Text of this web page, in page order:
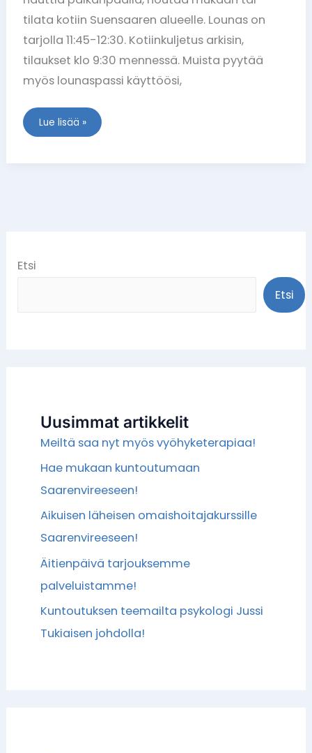
tilata kotiin Suensaaren alueelle. Lounas on
tarjolla 11:45-12:30. Kotiinkuljetus arkisin,
tilaukset klo 9:30 mennessä. Muista pyytää
myös lounaspassi käyttöösi,
Lue lisää »
Etsi
Etsi
Uusimmat artikkelit
Meiltä saa nyt myös vyöhyketerapiaa!
Hae mukaan kuntoutumaan
Saarenvireeseen!
Aikuisen läheisen omaishoitajakurssille
Saarenvireeseen!
Äitienpäivä tarjouksemme
palveluistamme!
Kuntoutuksen teemailta psykologi Jussi
Tukiaisen johdolla!